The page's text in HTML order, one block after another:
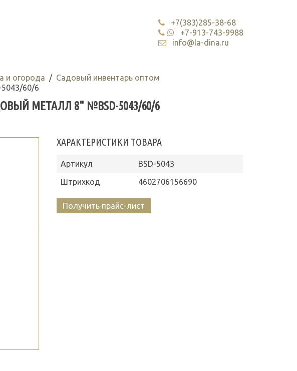
+7(383)285-38-68
+7-913-743-9988
info@la-dina.ru
и огорода
Садовый инвентарь оптом
60/6
МЕТАЛЛ 8" №BSD-5043/60/6
ХАРАКТЕРИСТИКИ ТОВАРА
Артикул
BSD-5043
Штрихкод
4602706156690
Получить прайс-лист